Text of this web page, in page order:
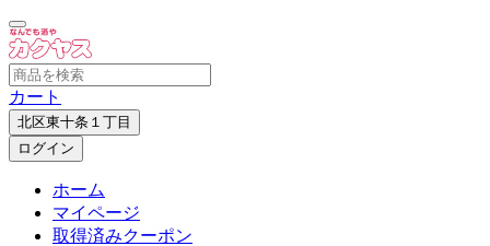
カート
北区東十条１丁目
ログイン
ホーム
マイページ
取得済みクーポン